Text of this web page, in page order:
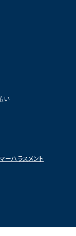
い
ーハラスメント